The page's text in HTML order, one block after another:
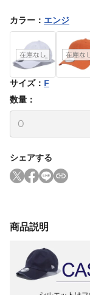
カラー ： エンジ
サイズ： F
数量：
シェアする
商品説明